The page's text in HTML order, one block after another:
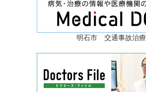
明石市 交通事故治療